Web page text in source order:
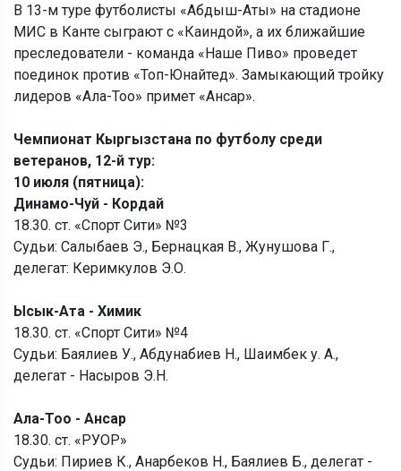
В 13-м туре футболисты «Абдыш-Аты» на стадионе
МИС в Канте сыграют с «Каиндой», а их ближайшие
преследователи - команда «Наше Пиво» проведет
поединок против «Топ-Юнайтед». Замыкающий тройку
лидеров «Ала-Тоо» примет «Ансар».
Чемпионат Кыргызстана по футболу среди
ветеранов, 12-й тур:
10 июля (пятница):
Динамо-Чуй - Кордай
18.30. ст. «Спорт Сити» №3
Судьи: Салыбаев Э., Бернацкая В., Жунушова Г.,
делегат: Керимкулов Э.О.
Ысык-Ата - Химик
18.30. ст. «Спорт Сити» №4
Судьи: Баялиев У., Абдунабиев Н., Шаимбек у. А.,
делегат - Насыров Э.Н.
Ала-Тоо - Ансар
18.30. ст. «РУОР»
Судьи: Пириев К., Анарбеков Н., Баялиев Б., делегат -